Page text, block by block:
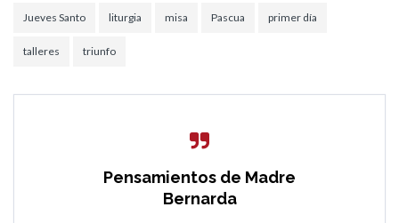
Jueves Santo liturgia misa Pascua primer día
talleres triunfo
Pensamientos de Madre
Bernarda